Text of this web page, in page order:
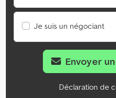
Je suis un négociant
Envoyer
Déclaration de